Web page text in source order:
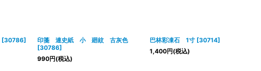
[30786]
印箋 連史紙 小 廻紋 古灰色
[30786]
990円(税込)
巴林彩凍石 1寸 [30714]
1,400円(税込)